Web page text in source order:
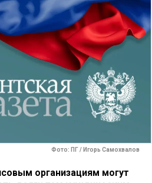
Фото: ПГ / Игорь Самохвалов
организациям могут